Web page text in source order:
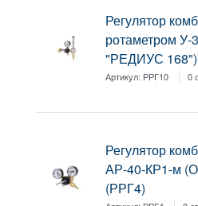
Регулятор
ротаметром
"РЕДИУС
Артикул: РРГ10 0
Регулятор
АР-40-КР1-м
(РРГ4)